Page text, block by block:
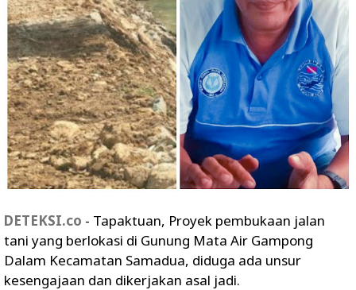
DETEKSI.co - Tapaktuan, Proyek pembukaan jalan
tani yang berlokasi di Gunung Mata Air Gampong
Dalam Kecamatan Samadua, diduga ada unsur
kesengajaan dan dikerjakan asal jadi.